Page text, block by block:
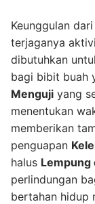
Keunggulan
terjaganya
dibutuhkan
bagi bibit buah
Menguji yang
menentukan
memberikan
penguapan
halus Lempung
perlindungan
bertahan hidup